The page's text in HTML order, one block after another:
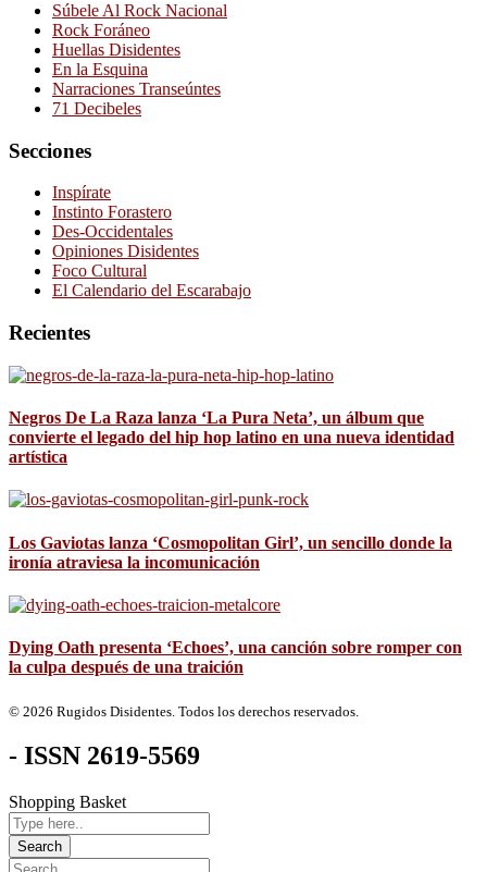
Súbele Al Rock Nacional
Rock Foráneo
Huellas Disidentes
En la Esquina
Narraciones Transeúntes
71 Decibeles
Secciones
Inspírate
Instinto Forastero
Des-Occidentales
Opiniones Disidentes
Foco Cultural
El Calendario del Escarabajo
Recientes
Negros De La Raza lanza ‘La Pura Neta’, un álbum que
convierte el legado del hip hop latino en una nueva identidad
artística
Los Gaviotas lanza ‘Cosmopolitan Girl’, un sencillo donde la
ironía atraviesa la incomunicación
Dying Oath presenta ‘Echoes’, una canción sobre romper con
la culpa después de una traición
© 2026 Rugidos Disidentes. Todos los derechos reservados.
- ISSN 2619-5569
Shopping Basket